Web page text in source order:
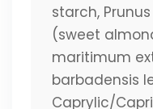
starch,
(sweet
maritimum
barbadensis
Caprylic/